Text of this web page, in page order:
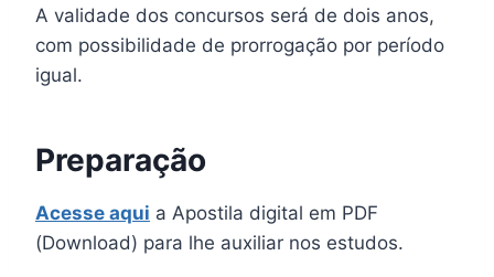
A validade dos concursos será de dois anos,
com possibilidade de prorrogação por período
igual.
Preparação
Acesse aqui a Apostila digital em PDF
(Download) para lhe auxiliar nos estudos.